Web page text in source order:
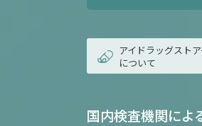
アイドラッグスト
について
国内検査機関によ